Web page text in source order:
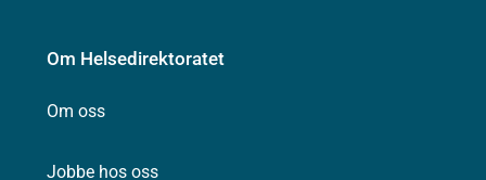
Om Helsedirektoratet
Om oss
Jobbe hos oss